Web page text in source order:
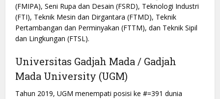
(FMIPA), Seni Rupa dan Desain (FSRD), Teknologi Industri
(FTI), Teknik Mesin dan Dirgantara (FTMD), Teknik
Pertambangan dan Perminyakan (FTTM), dan Teknik Sipil
dan Lingkungan (FTSL).
Universitas Gadjah Mada / Gadjah
Mada University (UGM)
Tahun 2019, UGM menempati posisi ke #=391 dunia